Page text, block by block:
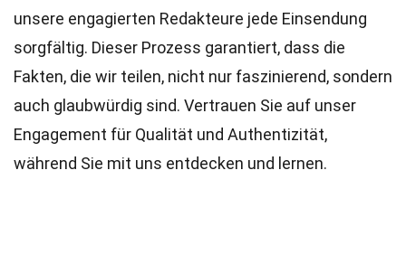
unsere engagierten Redakteure jede Einsendung
sorgfältig. Dieser Prozess garantiert, dass die
Fakten, die wir teilen, nicht nur faszinierend, sondern
auch glaubwürdig sind. Vertrauen Sie auf unser
Engagement für Qualität und Authentizität,
während Sie mit uns entdecken und lernen.